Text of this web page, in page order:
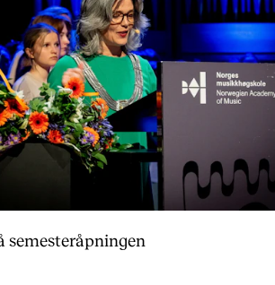
Software
semesteråpningen